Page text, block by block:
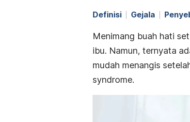
Definisi Gejala
Menimang buah hati
ibu. Namun, ternyata
mudah menangis
syndrome.